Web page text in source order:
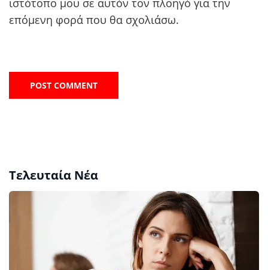
ιστότοπο μου σε αυτόν τον πλοηγό για την
επόμενη φορά που θα σχολιάσω.
Τελευταία Νέα